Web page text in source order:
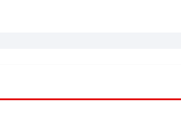
là mẫu tivi màn hình